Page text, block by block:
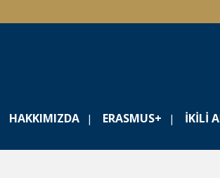
HAKKIMIZDA ERASMUS+ İKILI